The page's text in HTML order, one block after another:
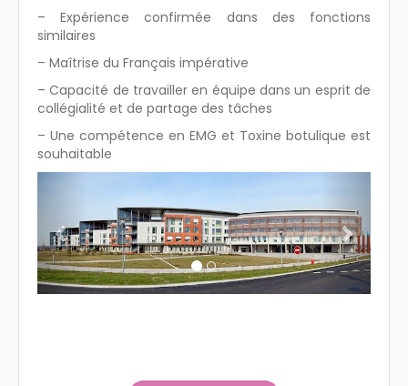
– Expérience confirmée dans des fonctions
similaires
– Maîtrise du Français impérative
– Capacité de travailler en équipe dans un esprit de
collégialité et de partage des tâches
– Une compétence en EMG et Toxine botulique est
souhaitable